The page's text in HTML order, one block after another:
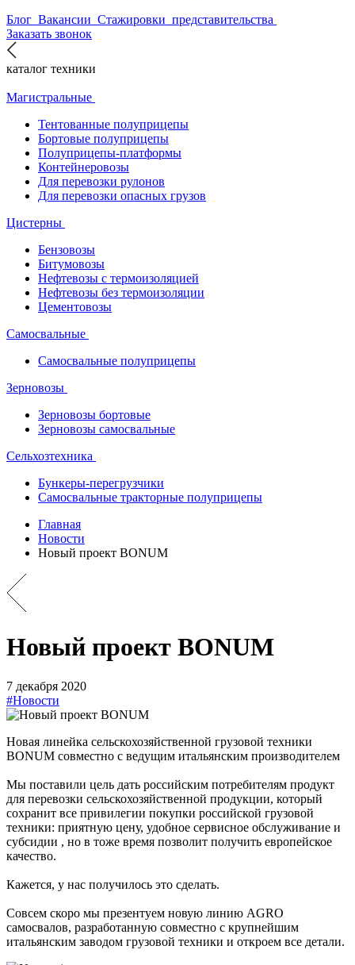
Блог Вакансии Стажировки представительства
Заказать звонок
каталог техники
Магистральные
Тентованные полуприцепы
Бортовые полуприцепы
Полуприцепы-платформы
Контейнеровозы
Для перевозки рулонов
Для перевозки опасных грузов
Цистерны
Бензовозы
Битумовозы
Нефтевозы с термоизоляцией
Нефтевозы без термоизоляции
Цементовозы
Самосвальные
Самосвальные полуприцепы
Зерновозы
Зерновозы бортовые
Зерновозы самосвальные
Сельхозтехника
Бункеры-перегрузчики
Самосвальные тракторные полуприцепы
Главная
Новости
Новый проект BONUM
Новый проект BONUM
7 декабря 2020
#Новости
Новая линейка сельскохозяйственной грузовой техники
BONUM совместно с ведущим итальянским производителем
Мы поставили цель дать российским потребителям продукт
для перевозки сельскохозяйственной продукции, который
сохранит все привилегии покупки российской грузовой
техники: приятную цену, удобное сервисное обслуживание и
субсидии , но в тоже время позволит получить европейское
качество.
Кажется, у нас получилось это сделать.
Совсем скоро мы презентуем новую линию AGRO
самосвалов, разработанную совместно с крупнейшим
итальянским заводом грузовой техники и откроем все детали.